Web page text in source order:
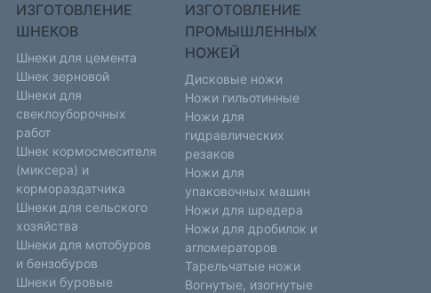
ИЗГОТОВЛЕНИЕ
ШНЕКОВ
Шнеки для цемента
Шнек зерновой
Шнеки для
свеклоуборочных
работ
Шнек кормосмесителя
(миксера) и
кормораздатчика
Шнеки для сельского
хозяйства
Шнеки для мотобуров
и бензобуров
Шнеки буровые
ИЗГОТОВЛЕНИЕ
ПРОМЫШЛЕННЫХ
НОЖЕЙ
Дисковые ножи
Ножи гильотинные
Ножи для
гидравлических
резаков
Ножи для
упаковочных машин
Ножи для шредера
Ножи для дробилок и
агломераторов
Тарельчатые ножи
Вогнутые, изогнутые